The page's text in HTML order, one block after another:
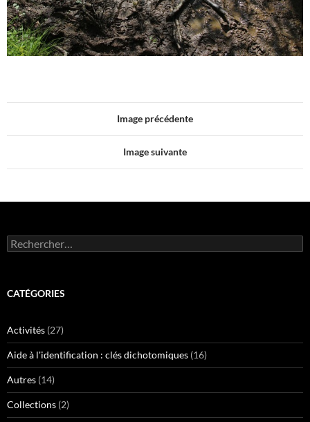
Image précédente
Image suivante
Rechercher :
CATÉGORIES
Activités (27)
Aide à l'identification : clés dichotomiques (16)
Autres (14)
Collections (2)